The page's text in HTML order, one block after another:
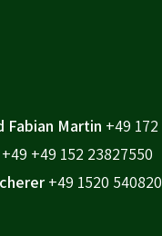
Fabian Martin +49
+49 +49 152 23827550‬
+49 1520